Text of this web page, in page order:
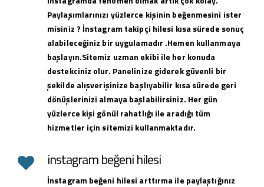
Paylaşımlarınızı yüzlerce kişinin beğenmesini ister
misiniz ? İnstagram takipçi hilesi kısa sürede sonuç
alabileceğiniz bir uygulamadır .Hemen kullanmaya
başlayın.Sitemiz uzman ekibi ile her konuda
destekciniz olur. Panelinize giderek güvenli bir
şekilde alışverişinize başlıyabilir kısa sürede geri
dönüşlerinizi almaya başlabilirsiniz. Her gün
yüzlerce kişi gönül rahatlığı ile aradığı tüm
hizmetler için sitemizi kullanmaktadır.
instagram beğeni hilesi
İnstagram beğeni hilesi arttırma ile paylaştığınız